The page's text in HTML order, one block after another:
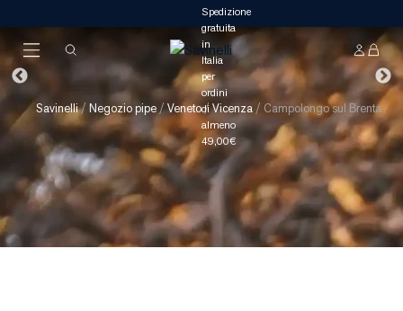
Savinelli/ Negozio pipe/Veneto/Vicenza / Campolongo sul Brenta